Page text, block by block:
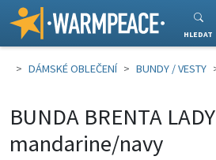
Warmpeace
HLEDAT
DÁMSKÉ OBLEČENÍ BUNDY / VESTY
BUNDA BRENTA LADY
mandarine/navy